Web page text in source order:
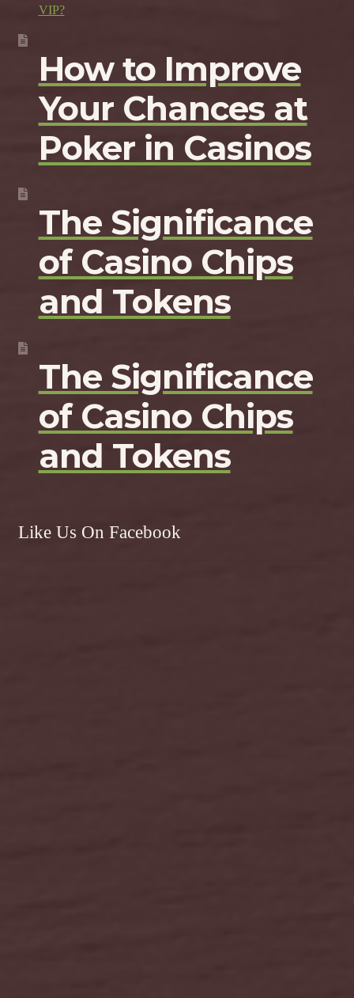
VIP?
How to Improve
Your Chances at
Poker in Casinos
The Significance
of Casino Chips
and Tokens
The Significance
of Casino Chips
and Tokens
Like Us On Facebook